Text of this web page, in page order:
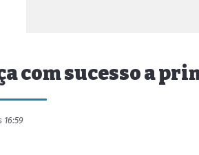
com sucesso a
16:59